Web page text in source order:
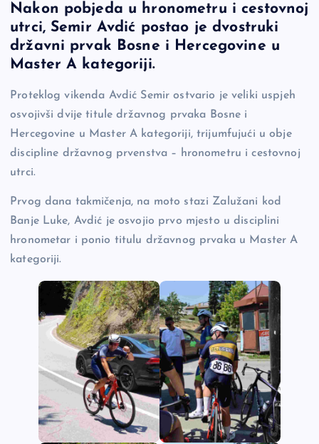
c
e
b
o
o
k
p
y
Li
n
k
se
n
g
er
er
ar
e
Nakon pobjeda u hronometru i cestovnoj
utrci, Semir Avdić postao je dvostruki
državni prvak Bosne i Hercegovine u
Master A kategoriji.
Proteklog vikenda Avdić Semir ostvario je veliki uspjeh
osvojivši dvije titule državnog prvaka Bosne i
Hercegovine u Master A kategoriji, trijumfujući u obje
discipline državnog prvenstva – hronometru i cestovnoj
utrci.
Prvog dana takmičenja, na moto stazi Zalužani kod
Banje Luke, Avdić je osvojio prvo mjesto u disciplini
hronometar i ponio titulu državnog prvaka u Master A
kategoriji.